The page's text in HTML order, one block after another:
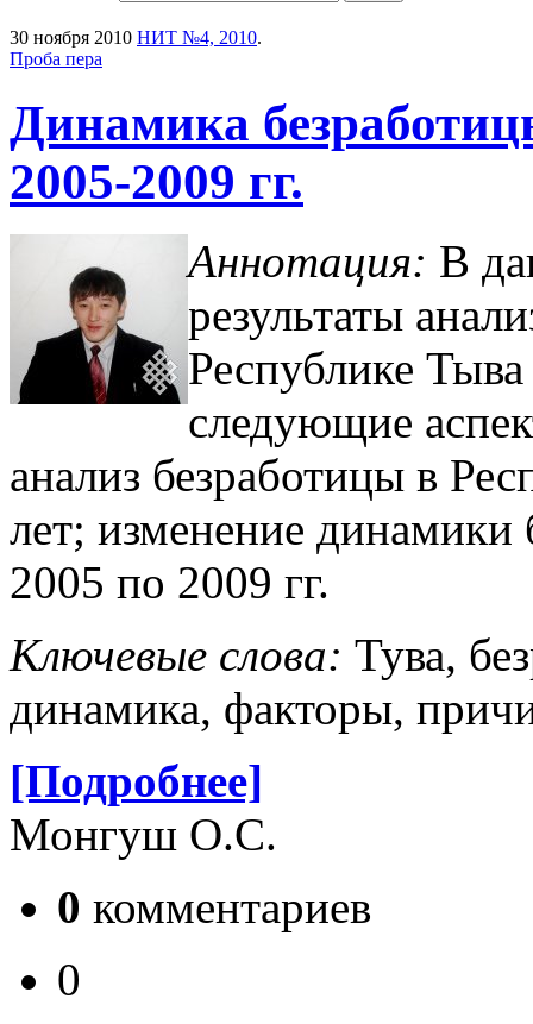
30 ноября 2010 НИТ №4, 2010.
Проба пера
Динамика
2005-2009 гг.
Аннотация: В
результаты
Республике
следующие
анализ безработицы в
лет; изменение динамики
2005 по 2009 гг.
Ключевые слова: Тува,
динамика, факторы,
[Подробнее]
Монгуш О.С.
0 комментариев
0